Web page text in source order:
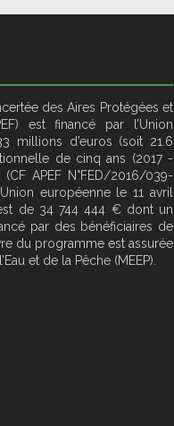
des Aires Protégées et
est financé par l’Union
millions d’euros (soit 21.6
de cinq ans (2017 -
APEF N°FED/2016/039-
européenne le 11 avril
de 34 744 444 € dont un
par des bénéficiaires de
du programme est assurée
et de la Pêche (MEEP).